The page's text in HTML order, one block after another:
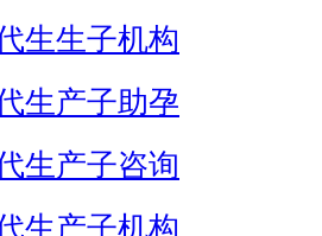
生生子机构
生产子助孕
生产子咨询
生产子机构